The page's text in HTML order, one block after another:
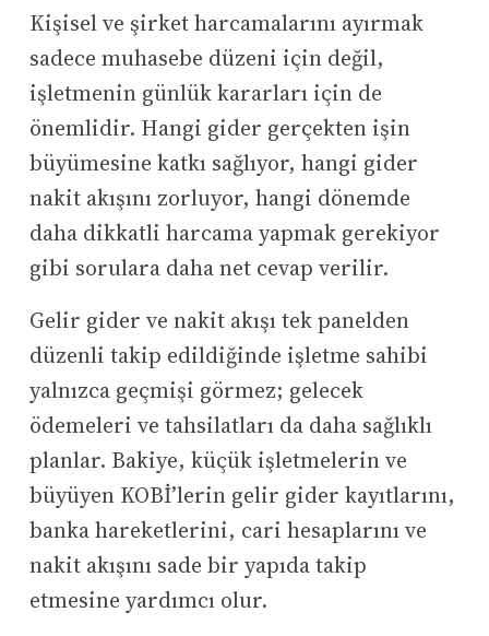
Kişisel ve şirket harcamalarını ayırmak
sadece muhasebe düzeni için değil,
işletmenin günlük kararları için de
önemlidir. Hangi gider gerçekten işin
büyümesine katkı sağlıyor, hangi gider
nakit akışını zorluyor, hangi dönemde
daha dikkatli harcama yapmak gerekiyor
gibi sorulara daha net cevap verilir.
Gelir gider ve nakit akışı tek panelden
düzenli takip edildiğinde işletme sahibi
yalnızca geçmişi görmez; gelecek
ödemeleri ve tahsilatları da daha sağlıklı
planlar. Bakiye, küçük işletmelerin ve
büyüyen KOBİ’lerin gelir gider kayıtlarını,
banka hareketlerini, cari hesaplarını ve
nakit akışını sade bir yapıda takip
etmesine yardımcı olur.